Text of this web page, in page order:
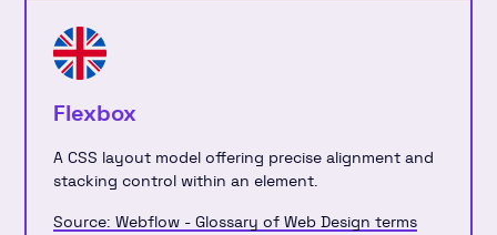
Flexbox
A CSS layout model offering precise alignment and
stacking control within an element.
Source: Webflow - Glossary of Web Design terms